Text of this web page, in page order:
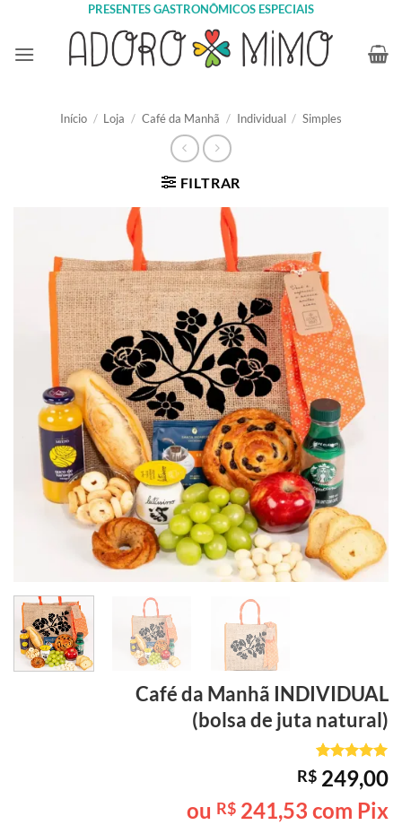
content
PRESENTES GASTRONÔMICOS ESPECIAIS
Início / Loja / Café da Manhã / Individual / Simples
FILTRAR
Café da Manhã INDIVIDUAL
(bolsa de juta natural)
Avaliado
como5de
5, com
baseado em
1
R$ 249,00
ou R$ 241,53 com Pix